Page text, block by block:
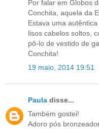
Por falar em Globos
Conchita, aquela da
Estava uma
lisos cabelos soltos,
pô-lo de vestido de
Conchita!
19 maio, 2014 19:51
Paula disse...
Também gostei!
Adoro pós